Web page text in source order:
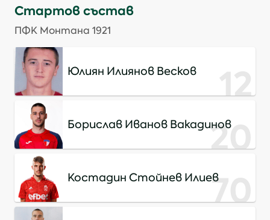
Стартов състав
ПФК Монтана 1921
Юлиян Илиянов Весков 12
Борислав Иванов Вакадинов20
Костадин Стойнев Илиев70